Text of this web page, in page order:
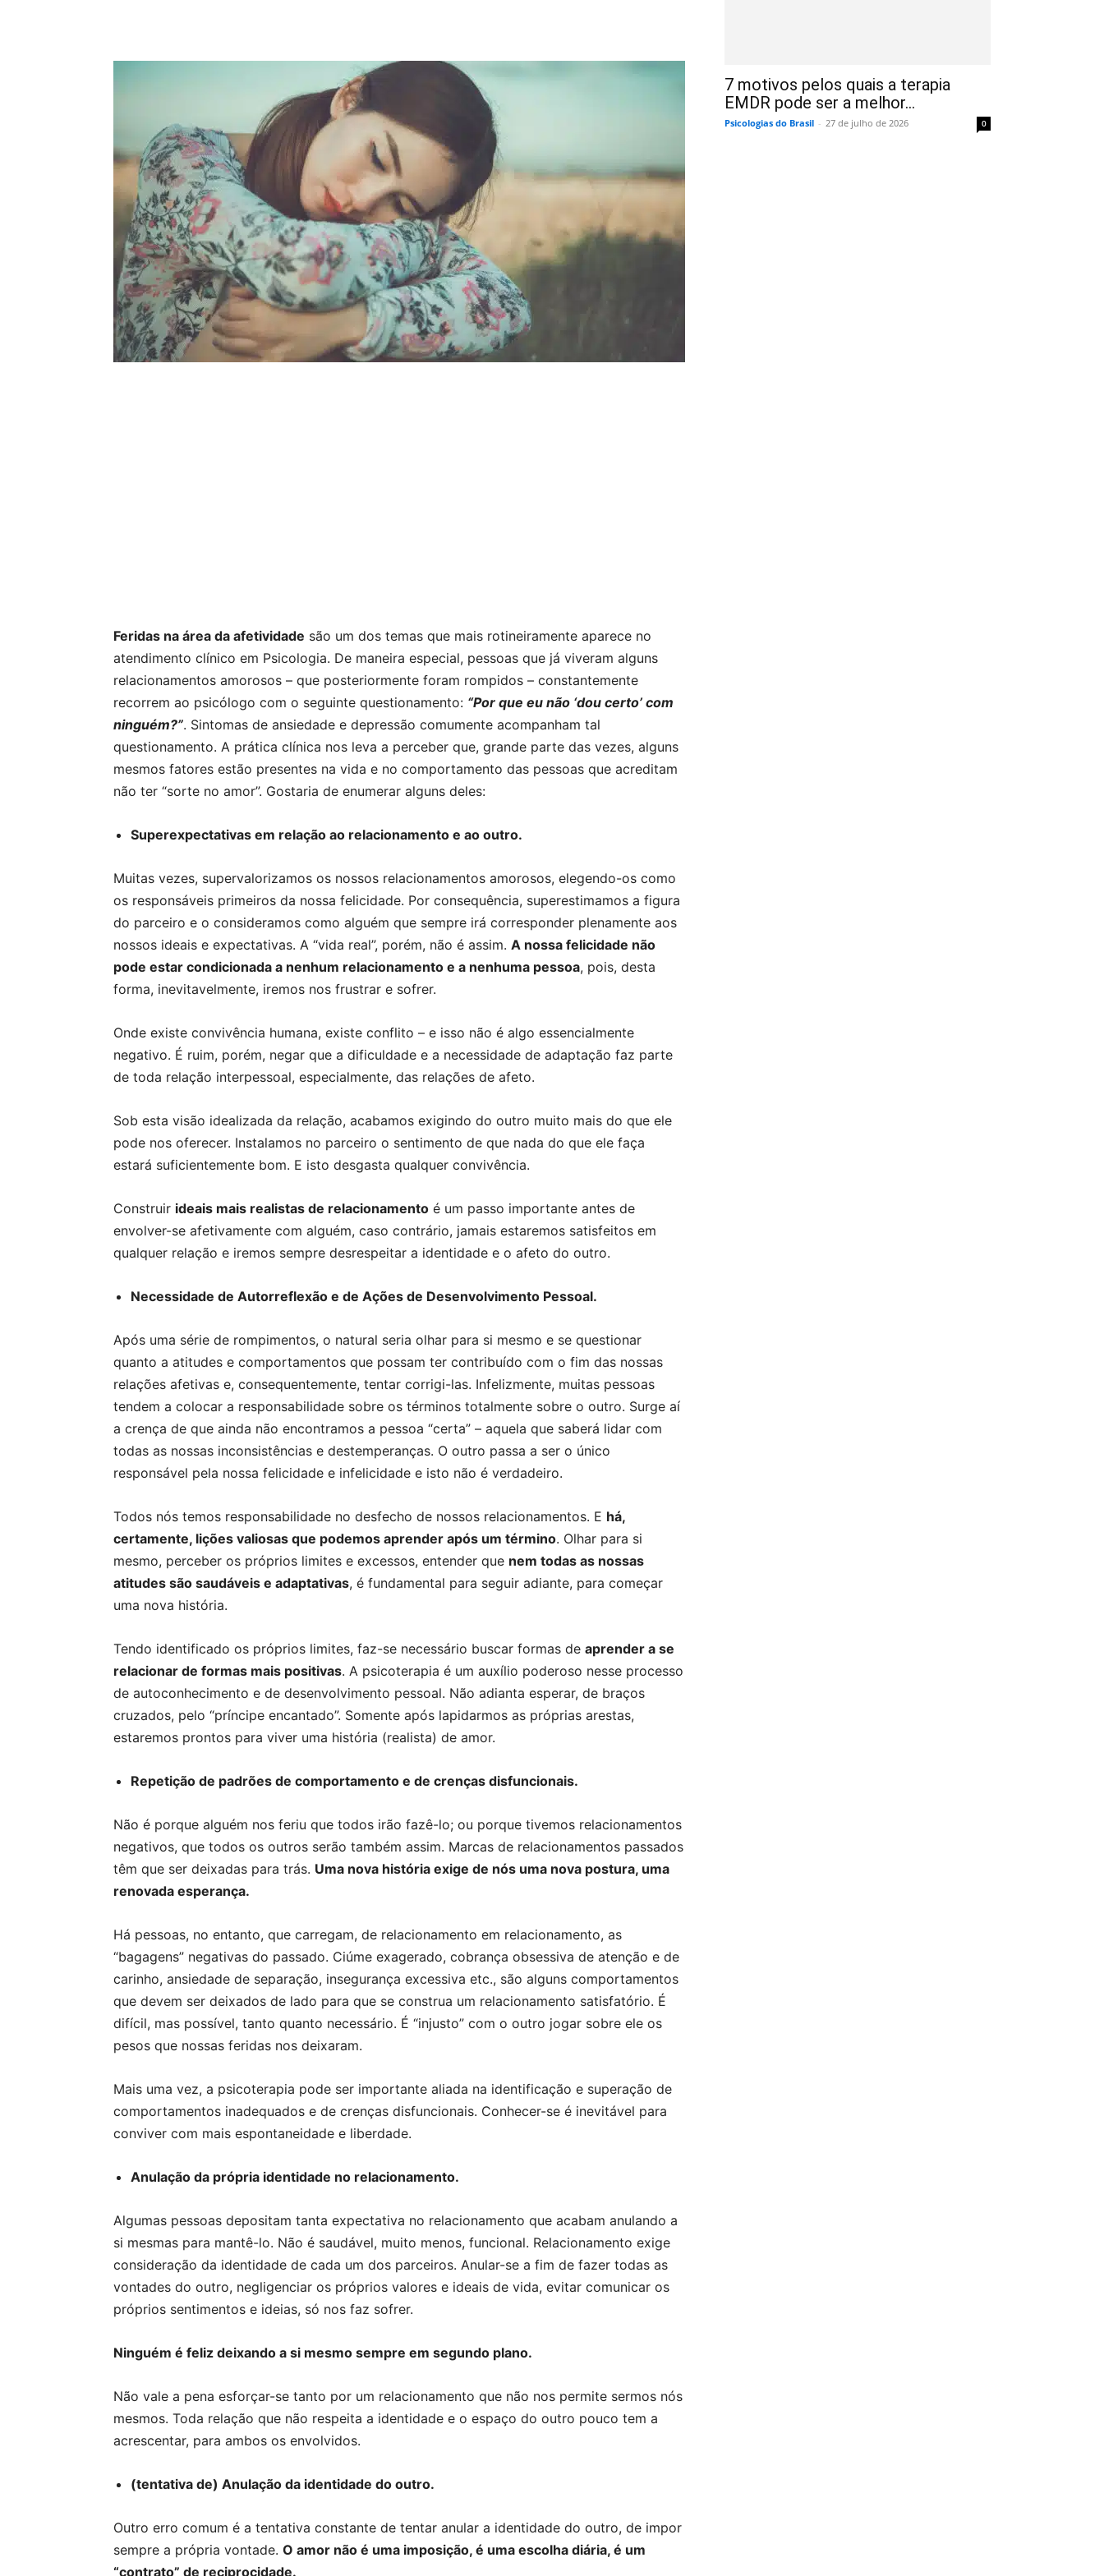
Feridas na área da afetividade são um dos temas que mais rotineiramente aparece no
atendimento clínico em Psicologia. De maneira especial, pessoas que já viveram alguns
relacionamentos amorosos – que posteriormente foram rompidos – constantemente
recorrem ao psicólogo com o seguinte questionamento: “Por que eu não ‘dou certo’ com
ninguém?”. Sintomas de ansiedade e depressão comumente acompanham tal
questionamento. A prática clínica nos leva a perceber que, grande parte das vezes, alguns
mesmos fatores estão presentes na vida e no comportamento das pessoas que acreditam
não ter “sorte no amor”. Gostaria de enumerar alguns deles:
Superexpectativas em relação ao relacionamento e ao outro.
Muitas vezes, supervalorizamos os nossos relacionamentos amorosos, elegendo-os como
os responsáveis primeiros da nossa felicidade. Por consequência, superestimamos a figura
do parceiro e o consideramos como alguém que sempre irá corresponder plenamente aos
nossos ideais e expectativas. A “vida real”, porém, não é assim. A nossa felicidade não
pode estar condicionada a nenhum relacionamento e a nenhuma pessoa, pois, desta
forma, inevitavelmente, iremos nos frustrar e sofrer.
Onde existe convivência humana, existe conflito – e isso não é algo essencialmente
negativo. É ruim, porém, negar que a dificuldade e a necessidade de adaptação faz parte
de toda relação interpessoal, especialmente, das relações de afeto.
Sob esta visão idealizada da relação, acabamos exigindo do outro muito mais do que ele
pode nos oferecer. Instalamos no parceiro o sentimento de que nada do que ele faça
estará suficientemente bom. E isto desgasta qualquer convivência.
Construir ideais mais realistas de relacionamento é um passo importante antes de
envolver-se afetivamente com alguém, caso contrário, jamais estaremos satisfeitos em
qualquer relação e iremos sempre desrespeitar a identidade e o afeto do outro.
Necessidade de Autorreflexão e de Ações de Desenvolvimento Pessoal.
Após uma série de rompimentos, o natural seria olhar para si mesmo e se questionar
quanto a atitudes e comportamentos que possam ter contribuído com o fim das nossas
relações afetivas e, consequentemente, tentar corrigi-las. Infelizmente, muitas pessoas
tendem a colocar a responsabilidade sobre os términos totalmente sobre o outro. Surge aí
a crença de que ainda não encontramos a pessoa “certa” – aquela que saberá lidar com
todas as nossas inconsistências e destemperanças. O outro passa a ser o único
responsável pela nossa felicidade e infelicidade e isto não é verdadeiro.
Todos nós temos responsabilidade no desfecho de nossos relacionamentos. E há,
certamente, lições valiosas que podemos aprender após um término. Olhar para si
mesmo, perceber os próprios limites e excessos, entender que nem todas as nossas
atitudes são saudáveis e adaptativas, é fundamental para seguir adiante, para começar
uma nova história.
Tendo identificado os próprios limites, faz-se necessário buscar formas de aprender a se
relacionar de formas mais positivas. A psicoterapia é um auxílio poderoso nesse processo
de autoconhecimento e de desenvolvimento pessoal. Não adianta esperar, de braços
cruzados, pelo “príncipe encantado”. Somente após lapidarmos as próprias arestas,
estaremos prontos para viver uma história (realista) de amor.
Repetição de padrões de comportamento e de crenças disfuncionais.
Não é porque alguém nos feriu que todos irão fazê-lo; ou porque tivemos relacionamentos
negativos, que todos os outros serão também assim. Marcas de relacionamentos passados
têm que ser deixadas para trás. Uma nova história exige de nós uma nova postura, uma
renovada esperança.
Há pessoas, no entanto, que carregam, de relacionamento em relacionamento, as
“bagagens” negativas do passado. Ciúme exagerado, cobrança obsessiva de atenção e de
carinho, ansiedade de separação, insegurança excessiva etc., são alguns comportamentos
que devem ser deixados de lado para que se construa um relacionamento satisfatório. É
difícil, mas possível, tanto quanto necessário. É “injusto” com o outro jogar sobre ele os
pesos que nossas feridas nos deixaram.
Mais uma vez, a psicoterapia pode ser importante aliada na identificação e superação de
comportamentos inadequados e de crenças disfuncionais. Conhecer-se é inevitável para
conviver com mais espontaneidade e liberdade.
Anulação da própria identidade no relacionamento.
Algumas pessoas depositam tanta expectativa no relacionamento que acabam anulando a
si mesmas para mantê-lo. Não é saudável, muito menos, funcional. Relacionamento exige
consideração da identidade de cada um dos parceiros. Anular-se a fim de fazer todas as
vontades do outro, negligenciar os próprios valores e ideais de vida, evitar comunicar os
próprios sentimentos e ideias, só nos faz sofrer.
Ninguém é feliz deixando a si mesmo sempre em segundo plano.
Não vale a pena esforçar-se tanto por um relacionamento que não nos permite sermos nós
mesmos. Toda relação que não respeita a identidade e o espaço do outro pouco tem a
acrescentar, para ambos os envolvidos.
(tentativa de) Anulação da identidade do outro.
Outro erro comum é a tentativa constante de tentar anular a identidade do outro, de impor
sempre a própria vontade. O amor não é uma imposição, é uma escolha diária, é um
“contrato” de reciprocidade.
7 motivos pelos quais a terapia
EMDR pode ser a melhor...
Psicologias do Brasil - 27 de julho de 2026 0